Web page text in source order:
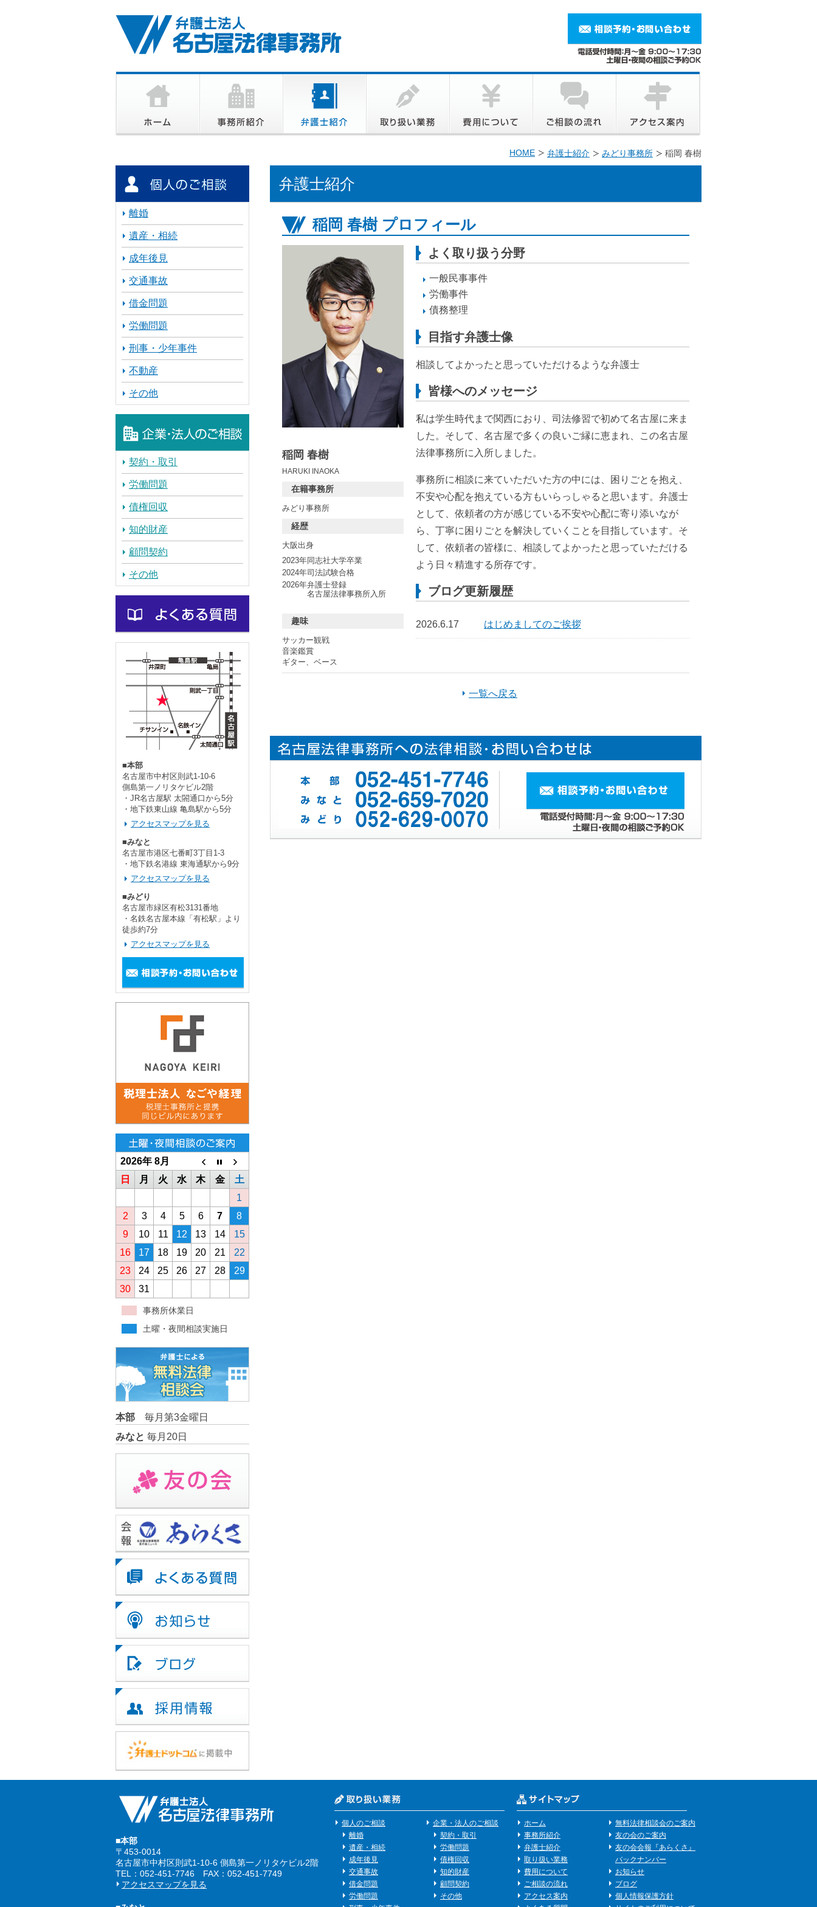
HOME 弁護士紹介 みどり事務所 稲岡 春樹
弁護士紹介
稲岡 春樹 プロフィール
稲岡 春樹
HARUKI INAOKA
在籍事務所
みどり事務所
経歴
大阪出身
2023年同志社大学卒業
2024年司法試験合格
2026年弁護士登録
名古屋法律事務所入所
趣味
サッカー観戦
音楽鑑賞
ギター、ベース
よく取り扱う分野
一般民事事件
労働事件
債務整理
目指す弁護士像
相談してよかったと思っていただけるような弁護士
皆様へのメッセージ
私は学生時代まで関西におり、司法修習で初めて名古屋に来ま
した。そして、名古屋で多くの良いご縁に恵まれ、この名古屋
法律事務所に入所しました。
事務所に相談に来ていただいた方の中には、困りごとを抱え、
不安や心配を抱えている方もいらっしゃると思います。弁護士
として、依頼者の方が感じている不安や心配に寄り添いなが
ら、丁寧に困りごとを解決していくことを目指しています。そ
して、依頼者の皆様に、相談してよかったと思っていただける
よう日々精進する所存です。
ブログ更新履歴
2026.6.17 はじめましてのご挨拶
一覧へ戻る
離婚
遺産・相続
成年後見
交通事故
借金問題
労働問題
刑事・少年事件
不動産
その他
契約・取引
労働問題
債権回収
知的財産
顧問契約
その他
■本部
名古屋市中村区則武1-10-6
側島第一ノリタケビル2階
・JR名古屋駅 太閤通口から5分
・地下鉄東山線 亀島駅から5分
アクセスマップを見る
■みなと
名古屋市港区七番町3丁目1-3
・地下鉄名港線 東海通駅から9分
アクセスマップを見る
■みどり
名古屋市緑区有松3131番地
・名鉄名古屋本線「有松駅」より
徒歩約7分
アクセスマップを見る
2026年 8月
日
月 火 水 木 金
土
1
2
3 4 5 6 7
8
9
10 11 12 13 14
15
16
17 18 19 20 21
22
23
24 25 26 27 28
29
30
31
事務所休業日
土曜・夜間相談実施日
本部 毎月第3金曜日
みなと 毎月20日
■本部
〒453-0014
名古屋市中村区則武1-10-6 側島第一ノリタケビル2階
TEL：052-451-7746 FAX：052-451-7749
アクセスマップを見る
個人のご相談
離婚
遺産・相続
成年後見
交通事故
借金問題
労働問題
企業・法人のご相談
契約・取引
労働問題
債権回収
知的財産
顧問契約
その他
ホーム
事務所紹介
弁護士紹介
取り扱い業務
費用について
ご相談の流れ
アクセス案内
無料法律相談会のご案内
友の会のご案内
友の会会報『あらくさ』
バックナンバー
お知らせ
ブログ
個人情報保護方針